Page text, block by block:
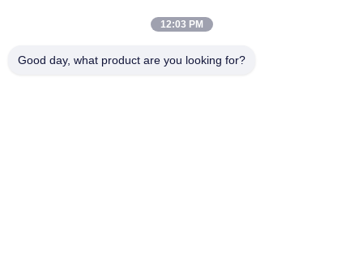
12:03 PM
Good day, what product are you looking for?